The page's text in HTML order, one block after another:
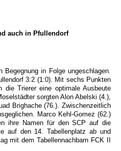
auch in Pfullendorf
in Folge ungeschlagen.
3:2 (1:0). Mit sechs Punkten
die Trierer eine optimale Ausbeute
sorgten Alon Abelski (4.),
Brighache (76.). Zwischenzeitlich
Marco Kehl-Gomez (62.)
ihre Namen für den SCP auf die
auf den 14. Tabellenplatz ab und
mit dem Tabellennachbarn FCK II